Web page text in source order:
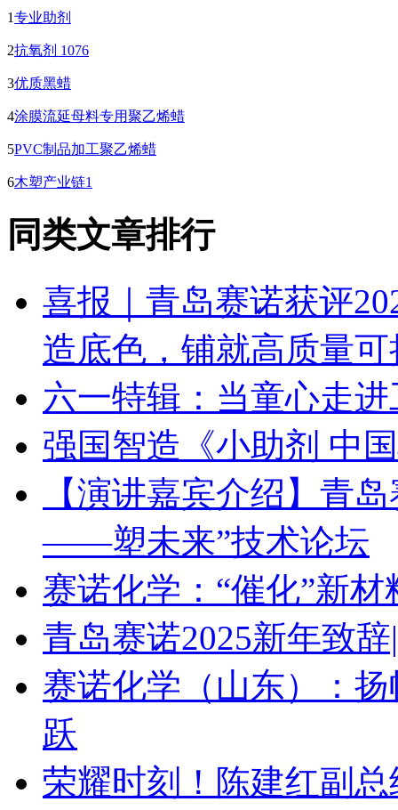
1专业助剂
2抗氧剂 1076
3优质黑蜡
4涂膜流延母料专用聚乙烯蜡
5PVC制品加工聚乙烯蜡
6木塑产业链1
同类文章排行
喜报｜青岛赛诺获评
造底色，铺就高质量
六一特辑：当童心走
强国智造《小助剂 中
【演讲嘉宾介绍】青
——塑未来”技术论坛
赛诺化学：“催化”新
青岛赛诺2025新年致
赛诺化学（山东）：
跃
荣耀时刻！陈建红副